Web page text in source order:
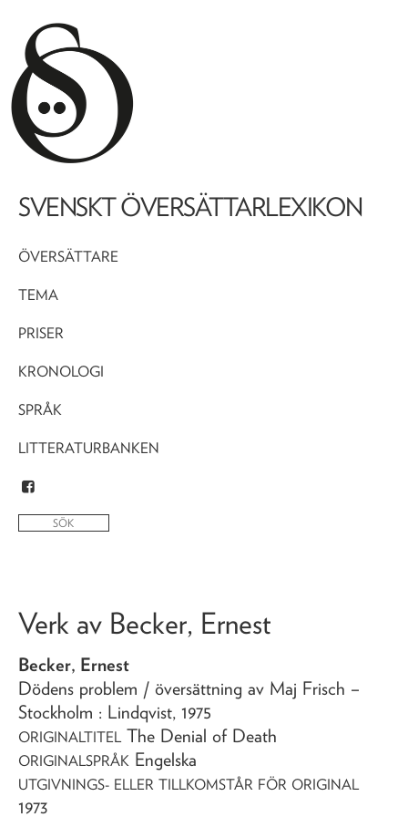
SVENSKT ÖVERSÄTTARLEXIKON
ÖVERSÄTTARE
TEMA
PRISER
KRONOLOGI
SPRÅK
LITTERATURBANKEN
Verk av Becker, Ernest
Becker, Ernest
Dödens problem / översättning av Maj Frisch –
Stockholm : Lindqvist, 1975
ORIGINALTITEL The Denial of Death
ORIGINALSPRÅK Engelska
UTGIVNINGS- ELLER TILLKOMSTÅR FÖR ORIGINAL
1973